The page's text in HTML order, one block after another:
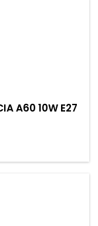
A60 10W E27